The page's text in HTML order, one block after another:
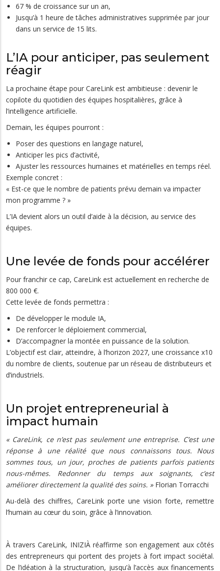
67 % de croissance sur un an,
Jusqu’à 1 heure de tâches administratives supprimée par jour
dans un service de 15 lits.
L’IA pour anticiper, pas seulement
réagir
La prochaine étape pour CareLink est ambitieuse : devenir le
copilote du quotidien des équipes hospitalières, grâce à
l’intelligence artificielle.
Demain, les équipes pourront :
Poser des questions en langage naturel,
Anticiper les pics d’activité,
Ajuster les ressources humaines et matérielles en temps réel.
Exemple concret :
« Est-ce que le nombre de patients prévu demain va impacter
mon programme ? »
L’IA devient alors un outil d’aide à la décision, au service des
équipes.
Une levée de fonds pour accélérer
Pour franchir ce cap, CareLink est actuellement en recherche de
800 000 €.
Cette levée de fonds permettra :
De développer le module IA,
De renforcer le déploiement commercial,
D’accompagner la montée en puissance de la solution.
L’objectif est clair, atteindre, à l’horizon 2027, une croissance x10
du nombre de clients, soutenue par un réseau de distributeurs et
d’industriels.
Un projet entrepreneurial à
impact humain
« CareLink, ce n’est pas seulement une entreprise. C’est une
réponse à une réalité que nous connaissons tous. Nous
sommes tous, un jour, proches de patients parfois patients
nous-mêmes. Redonner du temps aux soignants, c’est
améliorer directement la qualité des soins. »Florian Torracchi
Au-delà des chiffres, CareLink porte une vision forte, remettre
l’humain au cœur du soin, grâce à l’innovation.
À travers CareLink, INIZIÀ réaffirme son engagement aux côtés
des entrepreneurs qui portent des projets à fort impact sociétal.
De l’idéation à la structuration, jusqu’à l’accès aux financements